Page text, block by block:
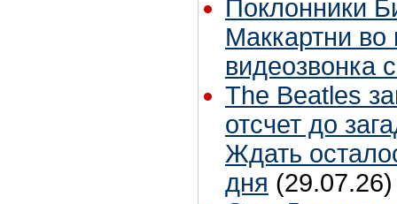
Поклонники
Маккартни во
видеозвонка
The Beatles
отсчет до
Ждать
дня (29.07.26)